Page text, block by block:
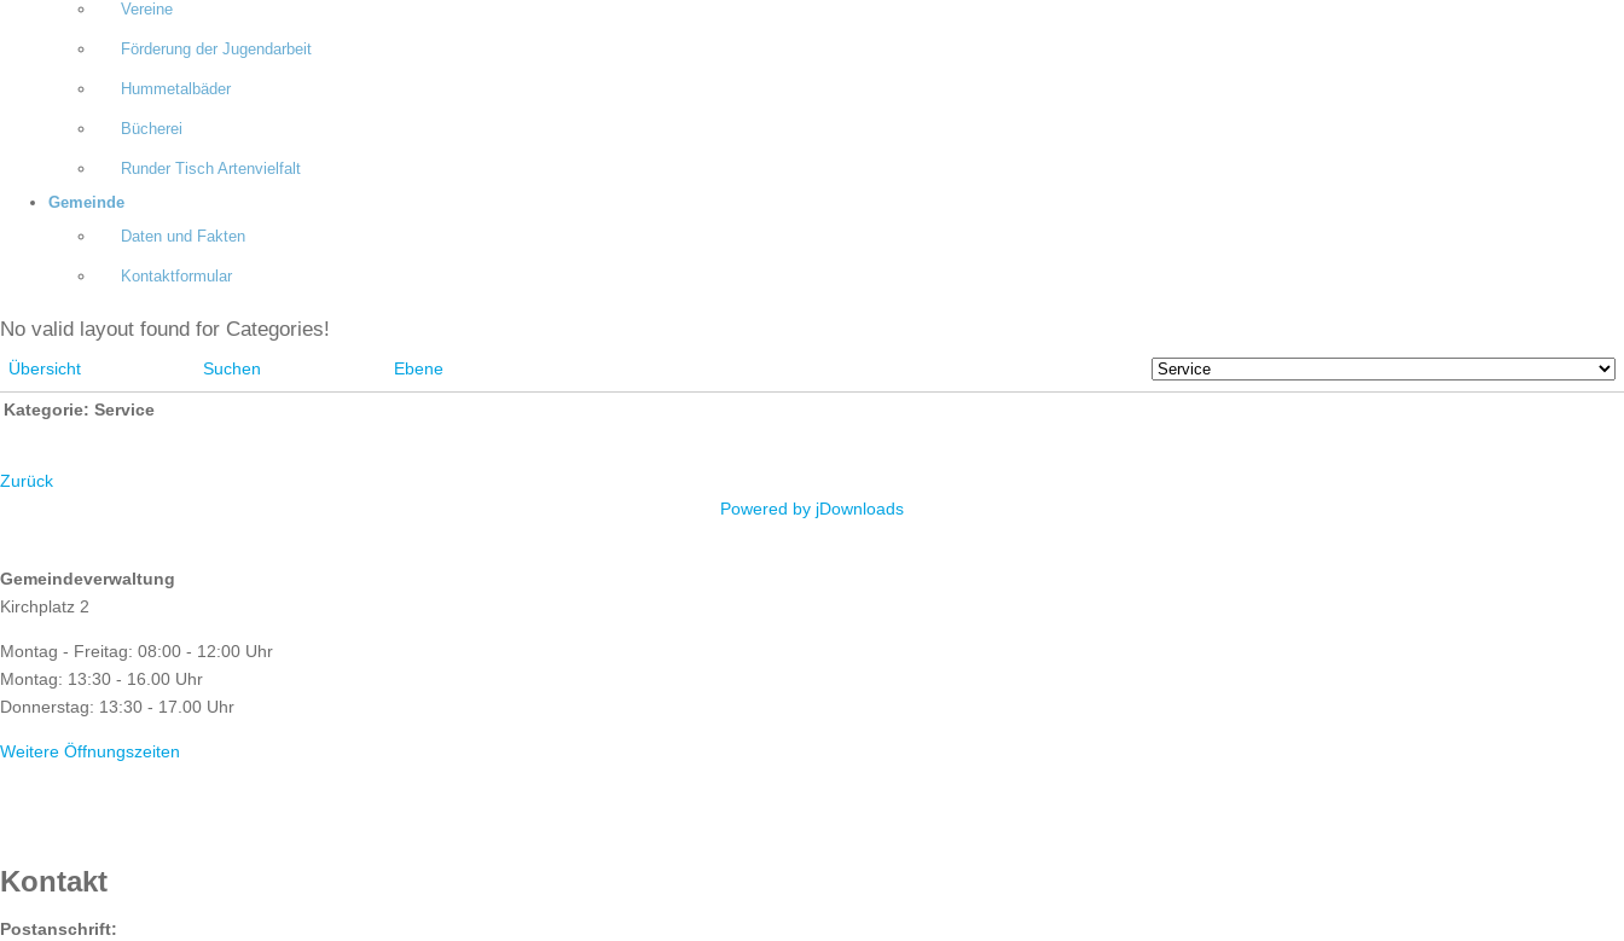
Vereine
Förderung der Jugendarbeit
Hummetalbäder
Bücherei
Runder Tisch Artenvielfalt
Gemeinde
Daten und Fakten
Kontaktformular
No valid layout found for Categories!
Übersicht Suchen Ebene
Kategorie: Service
Zurück
Powered by jDownloads
Gemeindeverwaltung
Kirchplatz 2
Montag - Freitag: 08:00 - 12:00 Uhr
Montag: 13:30 - 16.00 Uhr
Donnerstag: 13:30 - 17.00 Uhr
Weitere Öffnungszeiten
Kontakt
Postanschrift: